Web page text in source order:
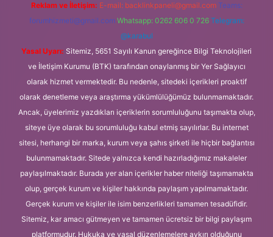
Reklam ve İletişim: E-mail: backlinkpaneli@gmail.com Teams:
forumhizmeti@gmail.com Whatsapp: 0262 606 0 726 Telegram:
@karabul
Yasal Uyarı: Sitemiz, 5651 Sayılı Kanun gereğince Bilgi Teknolojileri
ve İletişim Kurumu (BTK) tarafından onaylanmış bir Yer Sağlayıcı
olarak hizmet vermektedir. Bu nedenle, sitedeki içerikleri proaktif
olarak denetleme veya araştırma yükümlülüğümüz bulunmamaktadır.
Ancak, üyelerimiz yazdıkları içeriklerin sorumluluğunu taşımakta olup,
siteye üye olarak bu sorumluluğu kabul etmiş sayılırlar. Bu internet
sitesi, herhangi bir marka, kurum veya şahıs şirketi ile hiçbir bağlantısı
bulunmamaktadır. Sitede yalnızca kendi hazırladığımız makaleler
paylaşılmaktadır. Burada yer alan içerikler haber niteliği taşımamakta
olup, gerçek kurum ve kişiler hakkında paylaşım yapılmamaktadır.
Gerçek kurum ve kişiler ile isim benzerlikleri tamamen tesadüfidir.
Sitemiz, kar amacı gütmeyen ve tamamen ücretsiz bir bilgi paylaşım
platformudur. Hukuka ve yasal düzenlemelere aykırı olduğunu